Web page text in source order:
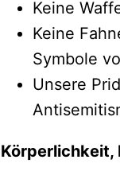
Keine
Keine
Symbole
Unsere
Körperlichkeit,